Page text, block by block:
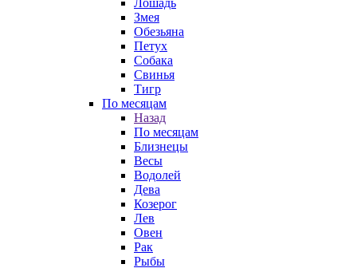
Лошадь
Змея
Обезьяна
Петух
Собака
Свинья
Тигр
По месяцам
Назад
По месяцам
Близнецы
Весы
Водолей
Дева
Козерог
Лев
Овен
Рак
Рыбы